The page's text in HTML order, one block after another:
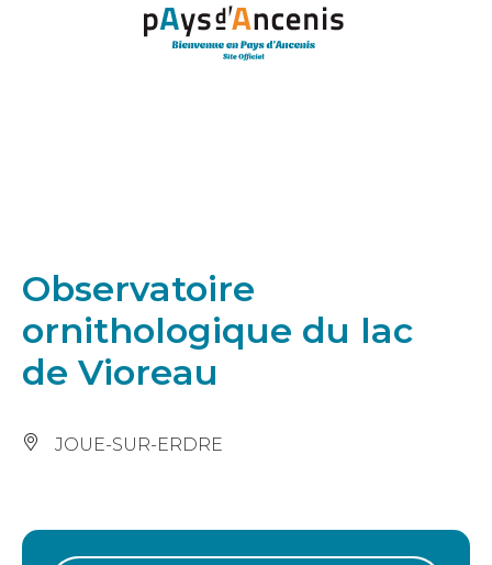
Panneau de gestion des cookies
Observatoire
ornithologique du lac
de Vioreau
JOUE-SUR-ERDRE